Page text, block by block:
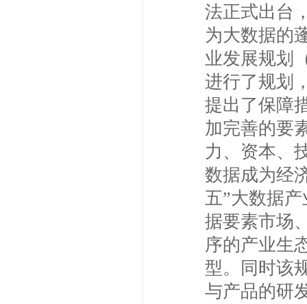
法正式出台
为大数据的
业发展规划
进行了规划
提出了保障
加完善的要
力、资本、
数据成为经
五”大数据
据要素市场
序的产业生
型。同时该
与产品的研